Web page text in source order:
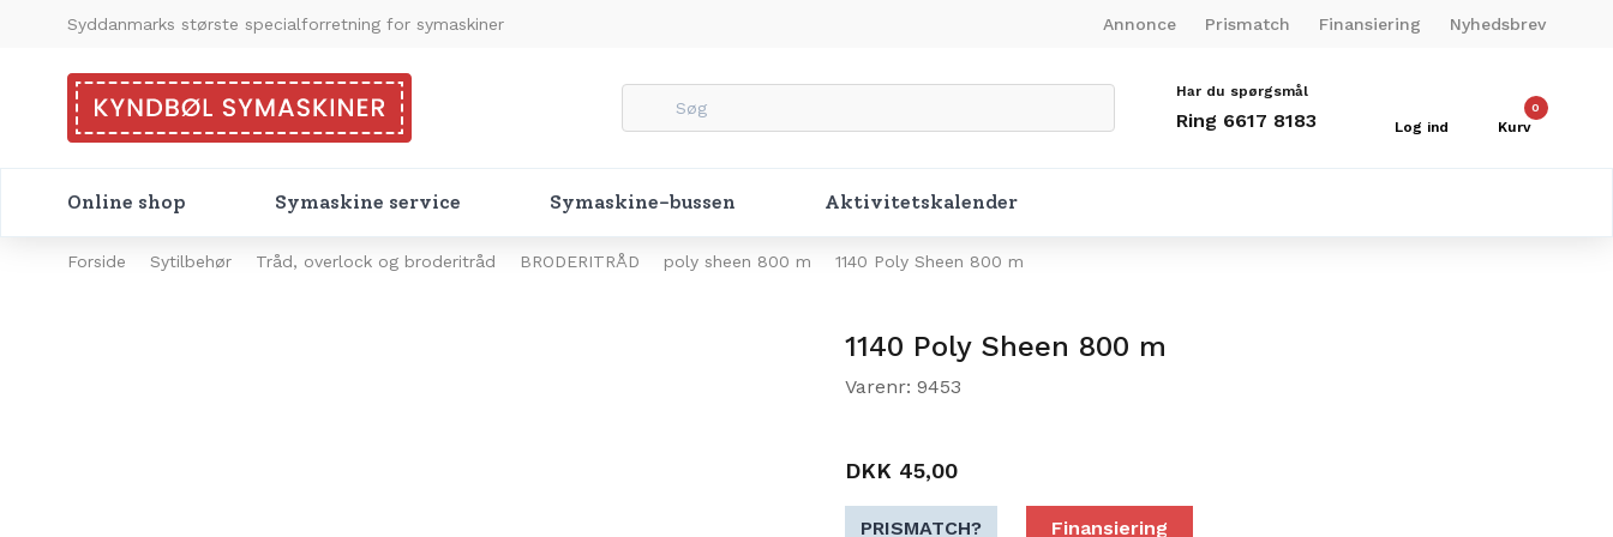
Syddanmarks største specialforretning for symaskiner Annonce Prismatch Finansiering Nyhedsbrev
Har du spørgsmål
Ring 6617 8183 Log ind
0
Kurv
Online shop Symaskine service Symaskine-bussen Aktivitetskalender
Forside Sytilbehør Tråd, overlock og broderitråd BRODERITRÅD poly sheen 800 m 1140 Poly Sheen 800 m
1140 Poly Sheen 800 m
Varenr: 9453
DKK 45,00
PRISMATCH? Finansiering